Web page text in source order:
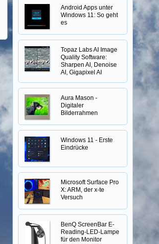
Android Apps unter
Windows 11: So geht
es
Topaz Labs AI Image
Quality Software:
Sharpen AI, Denoise
AI, Gigapixel AI
Aura Mason -
Digitaler
Bilderrahmen
Windows 11 - Erste
Eindrücke
Microsoft Surface Pro
X: ARM, der x-te
Versuch
BenQ ScreenBar E-
Reading-LED-Lampe
für den Monitor